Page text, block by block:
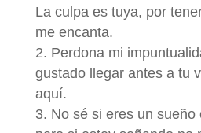
La culpa es tuya, por
me encanta.
Perdona mi
gustado llegar antes a tu
aquí.
No sé si eres un sueño